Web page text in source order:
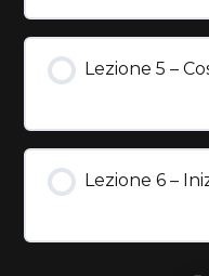
Lezione 5 –
Lezione 6 –